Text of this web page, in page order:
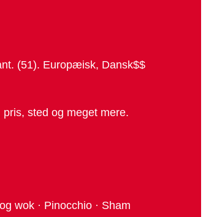
(51). Europæisk, Dansk$$
sted og meget mere.
wok · Pinocchio · Sham